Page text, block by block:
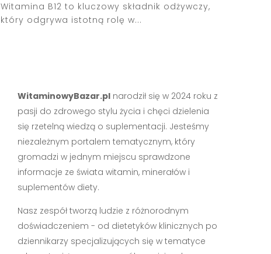
Witamina B12 to kluczowy składnik odżywczy,
który odgrywa istotną rolę w...
WitaminowyBazar.plnarodził się w 2024 roku z
pasji do zdrowego stylu życia i chęci dzielenia
się rzetelną wiedzą o suplementacji. Jesteśmy
niezależnym portalem tematycznym, który
gromadzi w jednym miejscu sprawdzone
informacje ze świata witamin, minerałów i
suplementów diety.
Nasz zespół tworzą ludzie z różnorodnym
doświadczeniem - od dietetyków klinicznych po
dziennikarzy specjalizujących się w tematyce